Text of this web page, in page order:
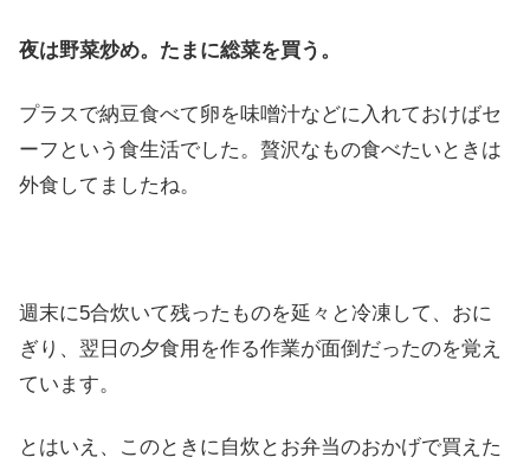
夜は野菜炒め。たまに総菜を買う。
プラスで納豆食べて卵を味噌汁などに入れておけばセ
ーフという食生活でした。贅沢なもの食べたいときは
外食してましたね。
週末に5合炊いて残ったものを延々と冷凍して、おに
ぎり、翌日の夕食用を作る作業が面倒だったのを覚え
ています。
とはいえ、このときに自炊とお弁当のおかげで買えた